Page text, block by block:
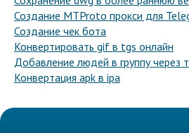
Создание MTProto прокси для
Создание чек бота
Конвертировать gif в tgs онлайн
Добавление людей в группу через
Конвертация apk в ipa